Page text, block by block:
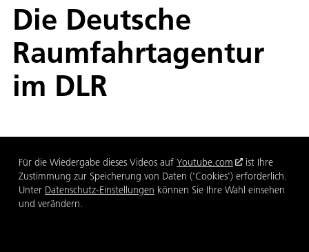
Die Deutsche
Raumfahrtagentur
im DLR
Für die Wiedergabe dieses Videos auf Youtube.com
ist Ihre
Zustimmung zur Speicherung von Daten ('Cookies') erforderlich.
Unter Datenschutz-Einstellungen können Sie Ihre Wahl einsehen
und verändern.